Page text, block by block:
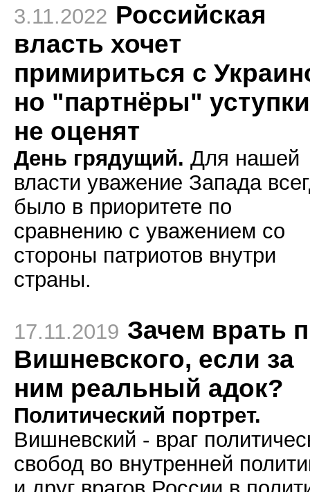
3.11.2022 Российская
власть хочет
примириться с
но "партнёры" уступки
не оценят
День грядущий. Для нашей
власти уважение Запада
было в приоритете по
сравнению с уважением со
стороны патриотов внутри
страны.
17.11.2019 Зачем врать
Вишневского, если за
ним реальный адок?
Политический портрет.
Вишневский - враг
свобод во внутренней